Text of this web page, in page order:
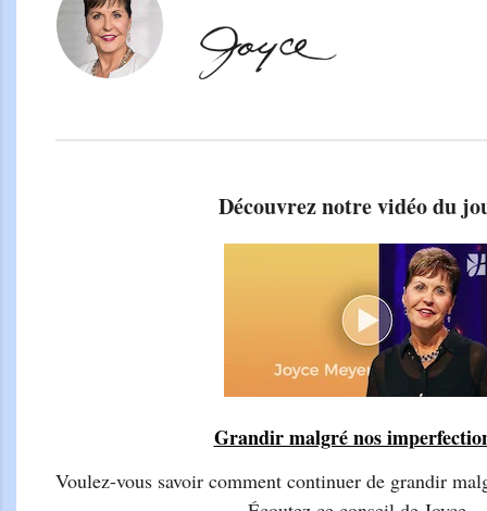
Découvrez notre vidéo du
Grandir malgré nos
Voulez-vous savoir comment continuer de grandir